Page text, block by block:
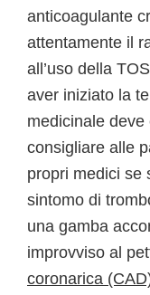
anticoagulante
attentamente il
all’uso della
aver iniziato la
medicinale
consigliare alle
propri medici se
sintomo di
una gamba
improvviso al
coronarica